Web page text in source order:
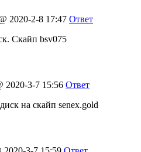
2020-2-8 17:47 Ответ
Скайп bsv075
2020-3-7 15:56 Ответ
на скайп senex.gold